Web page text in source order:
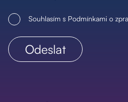
Souhlasím s Podmínkami o